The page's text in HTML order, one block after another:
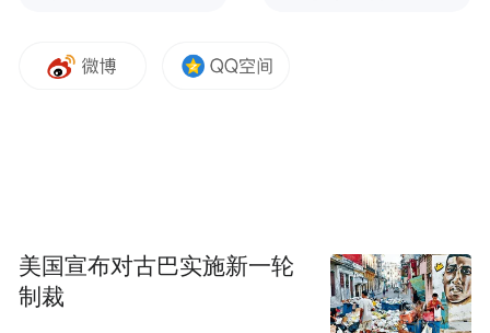
时，它同样展现出硬核的推理能力，在一项
流行的表情包或梗图，它能精准识别合照中
的人物（例如从一张合影中同时精确区分出
美国宣布对古巴实施新一轮
制裁